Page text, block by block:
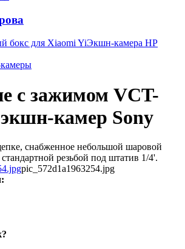
бокс для Xiaomi YiЭкшн-камера HP
с зажимом VCT-
камер Sony
снабженное небольшой шаровой
резьбой под штатив 1/4'.
pic_572d1a1963254.jpg